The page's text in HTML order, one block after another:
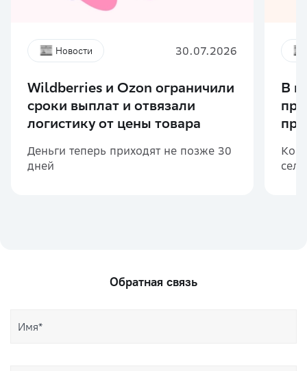
Новости 30.07.2026
Wildberries и Ozon ограничили
сроки выплат и отвязали
логистику от цены товара
Деньги теперь приходят не позже 30
дней
В
Обратная связь